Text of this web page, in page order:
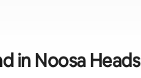
in Noosa Heads